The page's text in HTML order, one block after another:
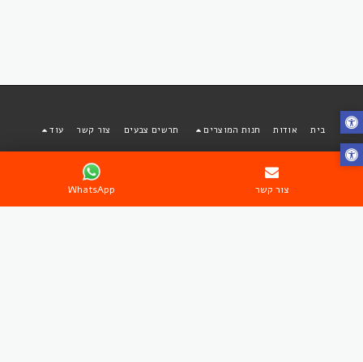
בוטיק פאות ותוספות שיער מבית אפריקן סטייל
תקנון שימוש
נגישות
בית אודות חנות המוצרים תרשים צבעים צור קשר עוד
WhatsApp צור קשר